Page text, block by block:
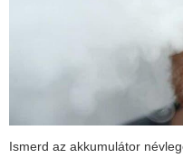
Ismerd az akkumulátor